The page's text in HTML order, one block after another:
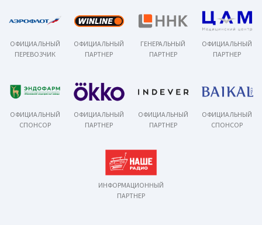
ОФИЦИАЛЬНЫЙ
ПЕРЕВОЗЧИК
ОФИЦИАЛЬНЫЙ
ПАРТНЕР
ГЕНЕРАЛЬНЫЙ
ПАРТНЕР
ОФИЦИАЛЬНЫЙ
ПАРТНЕР
ОФИЦИАЛЬНЫЙ
СПОНСОР
ОФИЦИАЛЬНЫЙ
ПАРТНЕР
ОФИЦИАЛЬНЫЙ
ПАРТНЕР
ОФИЦИАЛЬНЫЙ
СПОНСОР
ИНФОРМАЦИОННЫЙ
ПАРТНЕР